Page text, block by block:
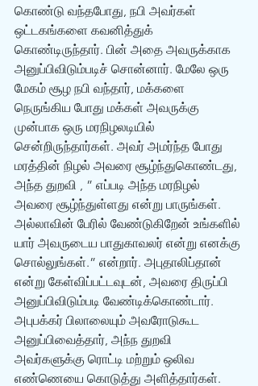
கொண்டு வந்தபோது, நபி அவர்கள்
ஒட்டகங்களை கவனித்துக்
கொண்டிருந்தார். பின் அதை அவருக்காக
அனுப்பிவிடும்படிச் சொன்னார். மேலே ஒரு
மேகம் சூழ நபி வந்தார், மக்களை
நெருங்கிய போது மக்கள் அவருக்கு
முன்பாக ஒரு மரநிழலடியில்
சென்றிருந்தார்கள். அவர் அமர்ந்த போது
மரத்தின் நிழல் அவரை சூழ்ந்துகொண்டது,
அந்த துறவி , ” எப்படி அந்த மரநிழல்
அவரை சூழ்ந்துள்ளது என்று பாருங்கள்.
அல்லாவின் பேரில் வேண்டுகிறேன் உங்களில்
யார் அவருடைய பாதுகாவலர் என்று எனக்கு
சொல்லுங்கள்.” என்றார். அபுதாலிப்தான்
என்று கேள்விப்பட்டவுடன், அவரை திருப்பி
அனுப்பிவிடும்படி வேண்டிக்கொண்டார்.
அபுபக்கர் பிலாலையும் அவரோடுகூட
அனுப்பிவைத்தார், அந்ந துறவி
அவர்களுக்கு ரொட்டி மற்றும் ஒலிவ
எண்ணெயை கொடுத்து அளித்தார்கள்.